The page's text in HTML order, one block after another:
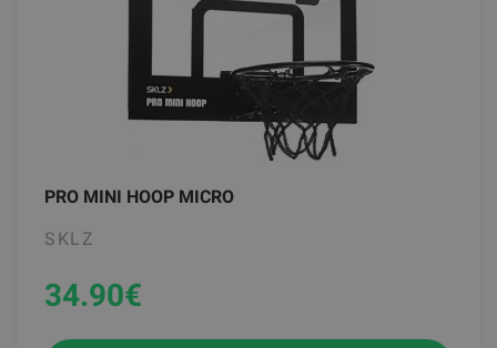
PRO MINI HOOP MICRO
SKLZ
34.90€